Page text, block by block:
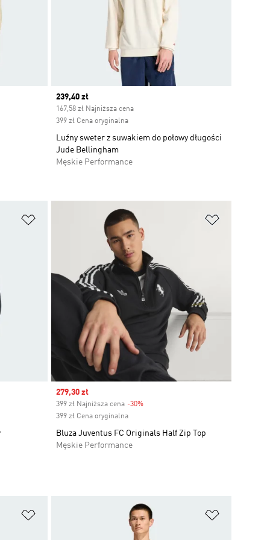
Current price
239,40 zł
167,58 zł Najniższa cena
399 zł Cena oryginalna
Luźny sweter z suwakiem do połowy długości
Jude Bellingham
Męskie Performance
Dodaj do listy życzeń
Sale price
279,30 zł
399 zł Najniższa cena -30%Discount
399 zł Cena oryginalna
Bluza Juventus FC Originals Half Zip Top
Męskie Performance